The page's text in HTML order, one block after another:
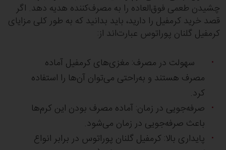
چشیدن طعمی فوق‌العاده را به مصرف‌کننده هدیه دهد. اگر
قصد خرید کرمفیل را دارید، باید بدانید که به طور کلی مزایای
کرمفیل گلنان پوراتوس عبارت‌اند از:
سهولت در مصرف: مغزی‌های کرمفیل آماده
مصرف هستند و به‌راحتی می‌توان آن‌‌ها را استفاده
کرد.
صرفه‌جویی در زمان: آماده مصرف بودن این کرم‌‌ها
باعث صرفه‌جویی در زمان می‌‎شود.
پایداری بالا: کرمفیل گلنان پوراتوس در برابر انواع